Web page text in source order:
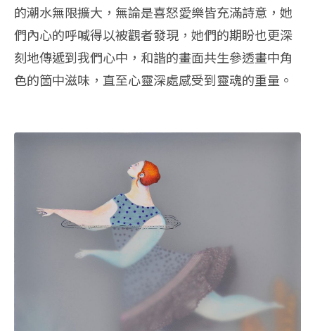
的潮水無限擴大，無論是喜怒愛樂皆充滿詩意，她
們內心的呼喊得以被觀者發現，她們的期盼也更深
刻地傳遞到我們心中，和諧的畫面共生參透畫中角
色的箇中滋味，直至心靈深處感受到靈魂的重量。